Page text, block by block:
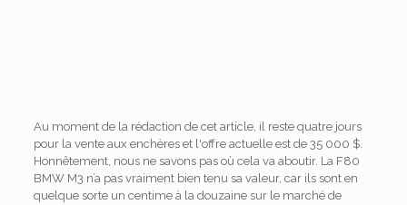
Au moment de la rédaction de cet article, il reste quatre jours
pour la vente aux enchères et l'offre actuelle est de 35 000 $.
Honnêtement, nous ne savons pas où cela va aboutir. La F80
BMW M3 n’a pas vraiment bien tenu sa valeur, car ils sont en
quelque sorte un centime à la douzaine sur le marché de